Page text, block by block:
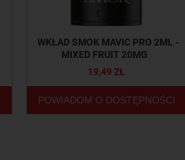
WKŁAD SMOK MAVIC PRO 2ML -
MIXED FRUIT 20MG
19,49 ZŁ
POWIADOM O DOSTĘPNOŚCI